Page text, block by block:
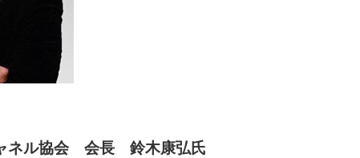
ネル協会 会長 鈴木康弘氏